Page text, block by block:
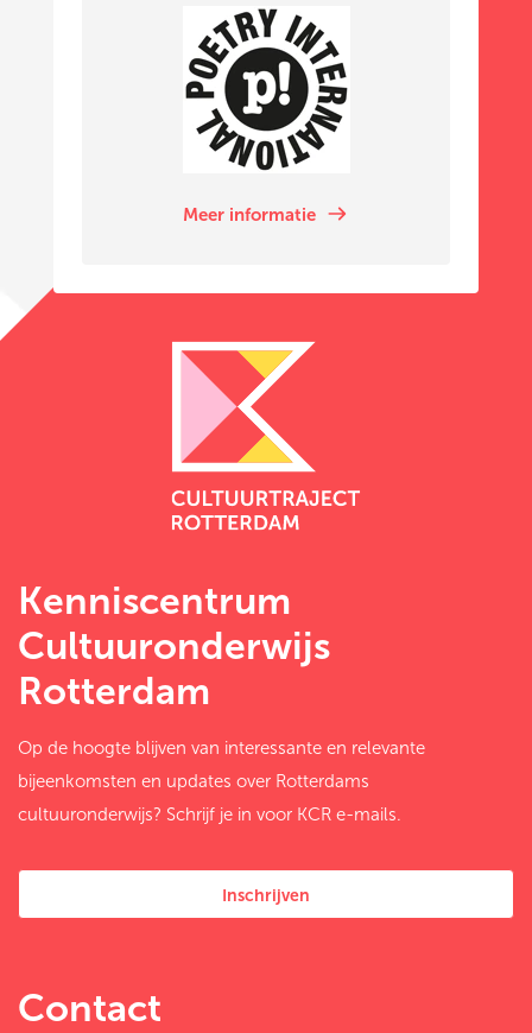
Meer informatie
Kenniscentrum
Cultuuronderwijs
Rotterdam
Op de hoogte blijven van interessante en relevante
bijeenkomsten en updates over Rotterdams
cultuuronderwijs? Schrijf je in voor KCR e-mails.
Inschrijven
Contact